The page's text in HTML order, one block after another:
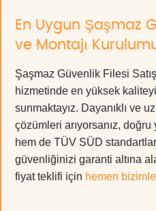
En Uygun Şaşmaz
ve Montajı
Şaşmaz Güvenlik Filesi
hizmetinde en yüksek
sunmaktayız. Dayanıklı ve
çözümleri arıyorsanız,
hem de TÜV SÜD
güvenliğinizi garanti altına
fiyat teklifi için hemen